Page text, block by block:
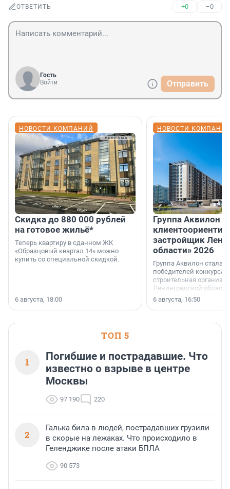
ОТВЕТИТЬ +0 –0
Гость
Войти
Отправить
НОВОСТИ КОМПАНИЙ
Скидка до 880 000 рублей
на готовое жильё*
Теперь квартиру в сданном ЖК
«Образцовый квартал 14» можно
купить со специальной скидкой.
6 августа, 18:00
НОВОСТИ
Группа Аквилон
застройщик
области» 2026
Группа Аквилон стала
победителей конкурса
строительная
Ленинградской области
номинации «Самый
застройщик
области».
6 августа, 16:50
ТОП 5
1
Погибшие и пострадавшие. Что
известно о взрыве в центре
Москвы
97 190 220
2
Галька била в людей, пострадавших грузили
в скорые на лежаках. Что происходило в
Геленджике после атаки БПЛА
90 573